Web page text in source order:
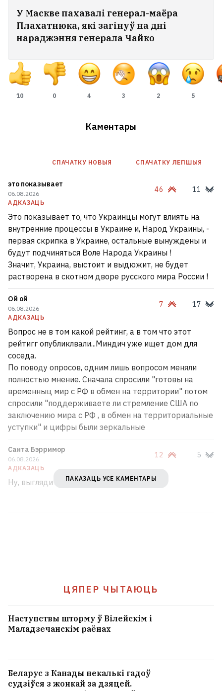
У Маскве пахавалі генерал-маёра
Плахатнюка, які загінуў на дні
нараджэння генерала Чайко
10 0 4 3 2 5
Каментары
СПАЧАТКУ НОВЫЯ СПАЧАТКУ ЛЕПШЫЯ
это показывает
06.08.2026
АДКАЗАЦЬ
46 11
Это показывает то, что Украинцы могут влиять на
внутренние процессы в Украине и, Народ Украины, -
первая скрипка в Украине, остальные вынуждены и
будут подчиняться Воле Народа Украины !
Значит, Украина, выстоит и выдюжит, не будет
растворена в скотном дворе русского мира России !
Ой ой
06.08.2026
АДКАЗАЦЬ
7 17
Вопрос не в том какой рейтинг, а в том что этот
рейтигг опубликлвали...Миндич уже ищет дом для
соседа.
По поводу опросов, одним лишь вопросом меняли
полностью мнение. Сначала спросили "готовы на
временныц мир с РФ в обмен на территории" потом
спросили "поддерживаете ли стремление США по
заключению мира с РФ , в обмен на территориальные
уступки" и цифры были зеркальные
Санта Бэрримор
06.08.2026
АДКАЗАЦЬ
12 5
Ну, выглядит правдоподобно.
ПАКАЗАЦЬ УСЕ КАМЕНТАРЫ
ЦЯПЕР ЧЫТАЮЦЬ
Наступствы шторму ў Вілейскім і
Маладзечанскім раёнах
Беларус з Канады некалькі гадоў
судзіўся з жонкай за дзяцей.